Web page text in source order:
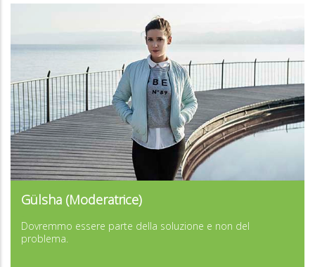
Gülsha (Moderatrice)
Dovremmo essere parte della soluzione e non del
problema.